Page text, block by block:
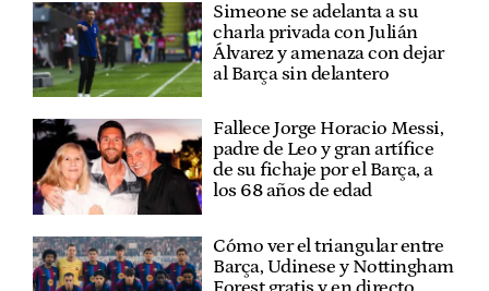
Simeone se adelanta a su
charla privada con Julián
Álvarez y amenaza con dejar
al Barça sin delantero
Fallece Jorge Horacio Messi,
padre de Leo y gran artífice
de su fichaje por el Barça, a
los 68 años de edad
Cómo ver el triangular entre
Barça, Udinese y Nottingham